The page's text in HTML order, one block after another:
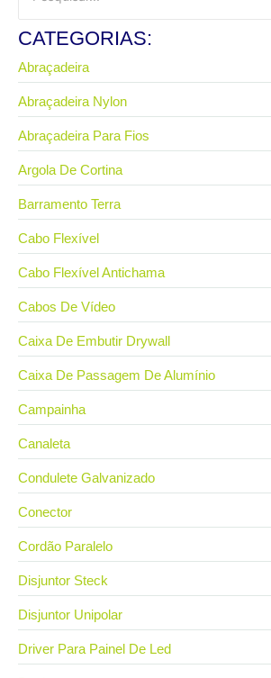
CATEGORIAS:
Abraçadeira
Abraçadeira Nylon
Abraçadeira Para Fios
Argola De Cortina
Barramento Terra
Cabo Flexível
Cabo Flexível Antichama
Cabos De Vídeo
Caixa De Embutir Drywall
Caixa De Passagem De Alumínio
Campainha
Canaleta
Condulete Galvanizado
Conector
Cordão Paralelo
Disjuntor Steck
Disjuntor Unipolar
Driver Para Painel De Led